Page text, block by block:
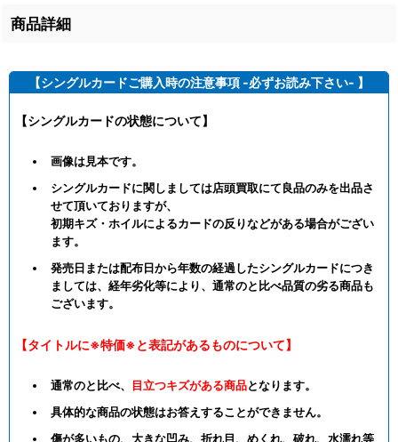
商品詳細
【シングルカードご購入時の注意事項 -必ずお読み下さい- 】
【シングルカードの状態について】
画像は見本です。
シングルカードに関しましては店頭買取にて良品のみを出品さ
せて頂いておりますが、
初期キズ・ホイルによるカードの反りなどがある場合がござい
ます。
発売日または配布日から年数の経過したシングルカードにつき
ましては、経年劣化等により、通常のと比べ品質の劣る商品も
ございます。
【タイトルに※特価※と表記があるものについて】
通常のと比べ、 目立つキズがある商品となります。
具体的な商品の状態はお答えすることができません。
傷が多いもの、大きな凹み、折れ目、めくれ、破れ、水濡れ等